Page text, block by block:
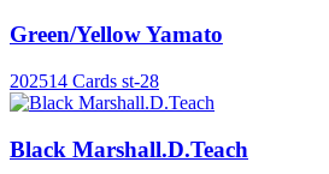
Green/Yellow Yamato
202514 Cards st-28
Black Marshall.D.Teach